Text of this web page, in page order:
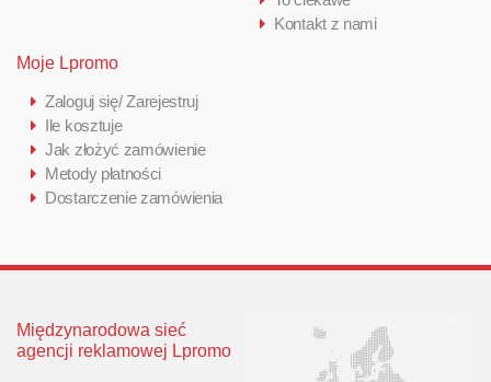
Kontakt z nami
Moje Lpromo
Zaloguj się/ Zarejestruj
Ile kosztuje
Jak złożyć zamówienie
Metody płatności
Dostarczenie zamówienia
Międzynarodowa sieć
agencji reklamowej Lpromo